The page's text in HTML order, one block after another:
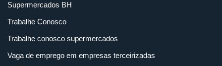
Supermercados BH
Trabalhe Conosco
Trabalhe conosco supermercados
Vaga de emprego em empresas terceirizadas